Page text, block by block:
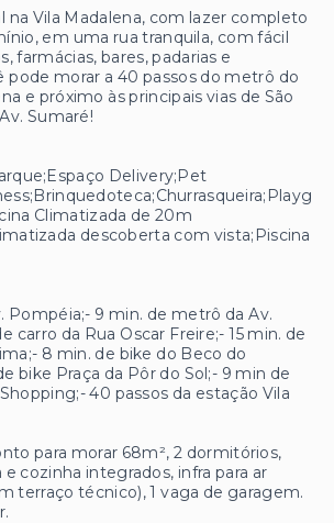
na Vila Madalena, com lazer completo
em uma rua tranquila, com fácil
farmácias, bares, padarias e
pode morar a 40 passos do metrô do
e próximo às principais vias de São
Sumaré!
Delivery;Pet
Climatizada de 20m
descoberta com vista;Piscina
Pompéia;- 9 min. de metrô da Av.
carro da Rua Oscar Freire;- 15 min. de
8 min. de bike do Beco do
bike Praça da Pôr do Sol;- 9 min de
40 passos da estação Vila
para morar 68m², 2 dormitórios,
e cozinha integrados, infra para ar
terraço técnico), 1 vaga de garagem.